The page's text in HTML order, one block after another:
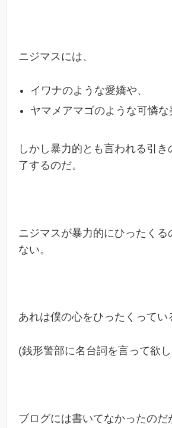
ニジマスには、
イワナのような愛嬌や、
ヤマメアマゴのような可憐な
しかし暴力的とも言われる引
了するのだ。
ニジマスが暴力的にひったくる
ない。
あれは僕の心をひったくってい
(銭形警部に名台詞を言って欲
ブログには書いてなかったのだ